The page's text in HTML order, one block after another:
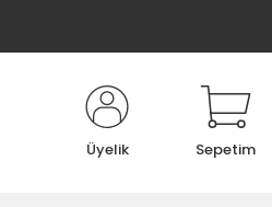
Üyelik Sepetim